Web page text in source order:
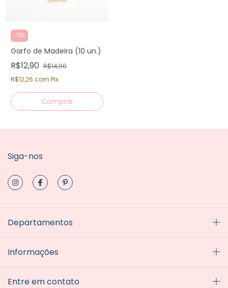
-13%
Garfo de Madeira (10 un.)
R$12,90 R$14,90
R$12,26 com Pix
Siga-nos
Departamentos
Informações
Entre em contato